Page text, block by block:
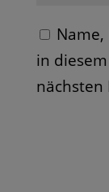
in
nächsten